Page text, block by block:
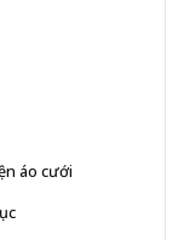
áo cưới